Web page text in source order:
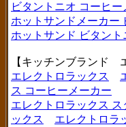
ビタントニオ コーヒー
ホットサンドメーカー
ホットサンド ビタント
【キッチンブランド
エレクトロラックス
ス コーヒーメーカー
エレクトロラックス
ックス
エレクトロラ